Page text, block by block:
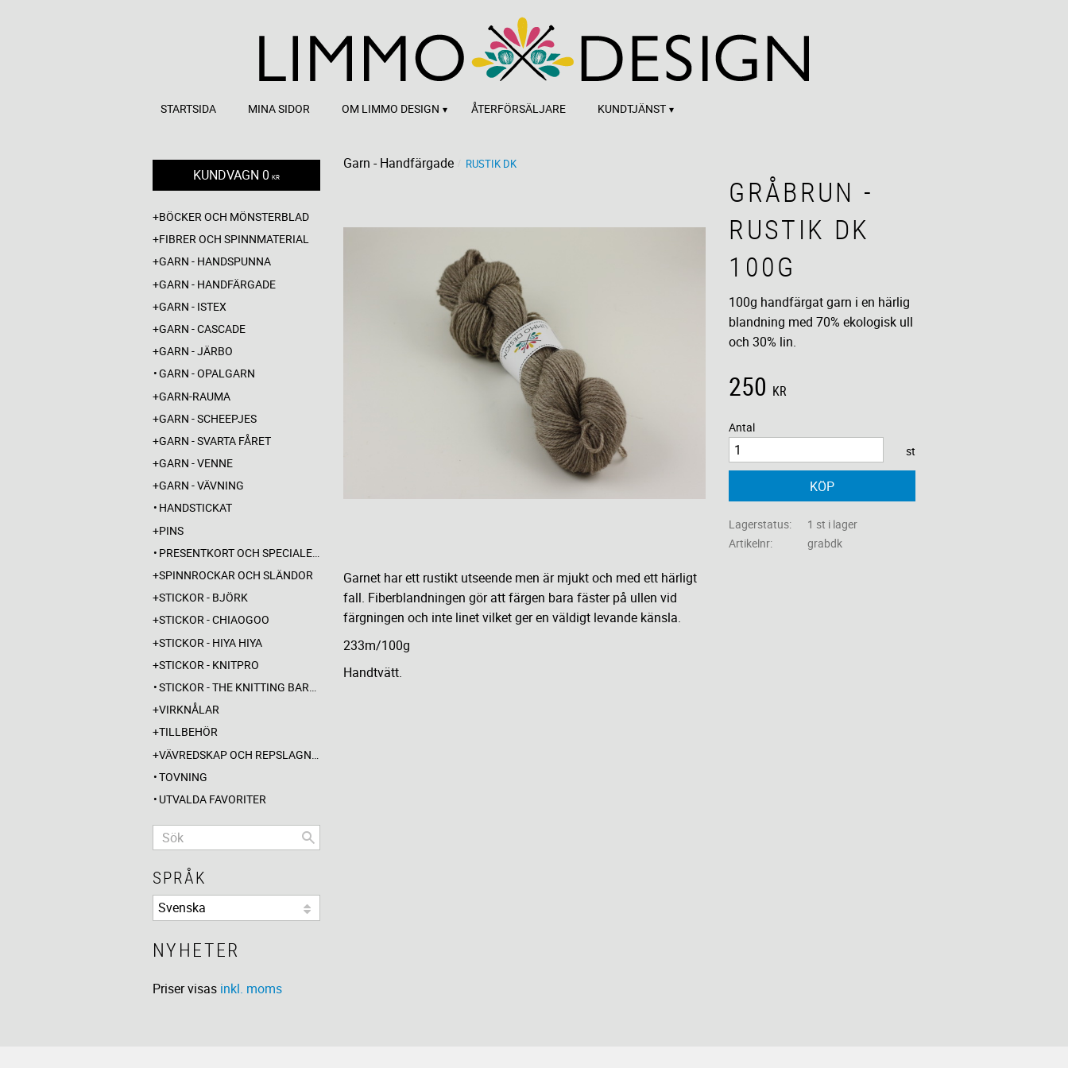
STARTSIDA MINA SIDOR OM LIMMO DESIGN ÅTERFÖRSÄLJARE KUNDTJÄNST
Garn - Handfärgade RUSTIK DK
GRÅBRUN -
RUSTIK DK
100G
100g handfärgat garn i en härlig
blandning med 70% ekologisk ull
och 30% lin.
250 KR
Antal
st
KÖP
Lagerstatus
1 st i lager
Artikelnr
grabdk
Garnet har ett rustikt utseende men är mjukt och med ett härligt
fall. Fiberblandningen gör att färgen bara fäster på ullen vid
färgningen och inte linet vilket ger en väldigt levande känsla.
233m/100g
Handtvätt.
KUNDVAGN 0 KR
BÖCKER OCH MÖNSTERBLAD
FIBRER OCH SPINNMATERIAL
GARN - HANDSPUNNA
GARN - HANDFÄRGADE
GARN - ISTEX
GARN - CASCADE
GARN - JÄRBO
GARN - OPALGARN
GARN-RAUMA
GARN - SCHEEPJES
GARN - SVARTA FÅRET
GARN - VENNE
GARN - VÄVNING
HANDSTICKAT
PINS
PRESENTKORT OCH SPECIALERBJUDANDEN
SPINNROCKAR OCH SLÄNDOR
STICKOR - BJÖRK
STICKOR - CHIAOGOO
STICKOR - HIYA HIYA
STICKOR - KNITPRO
STICKOR - THE KNITTING BARBER
VIRKNÅLAR
TILLBEHÖR
VÄVREDSKAP OCH REPSLAGNING
TOVNING
UTVALDA FAVORITER
SPRÅK
NYHETER
Priser visas inkl. moms